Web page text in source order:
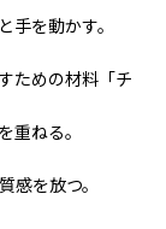
手を動かす。
ための材料「チ
重ねる。
感を放つ。